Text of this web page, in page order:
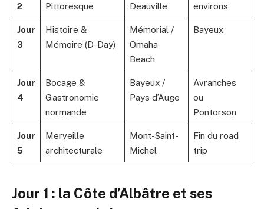
2
Pittoresque
Deauville
environs
Jour
3
Histoire &
Mémoire (D-Day)
Mémorial /
Omaha
Beach
Bayeux
Jour
4
Bocage &
Gastronomie
normande
Bayeux /
Pays d’Auge
Avranches
ou
Pontorson
Jour
5
Merveille
architecturale
Mont-Saint-
Michel
Fin du road
trip
Jour 1 : la Côte d’Albâtre et ses